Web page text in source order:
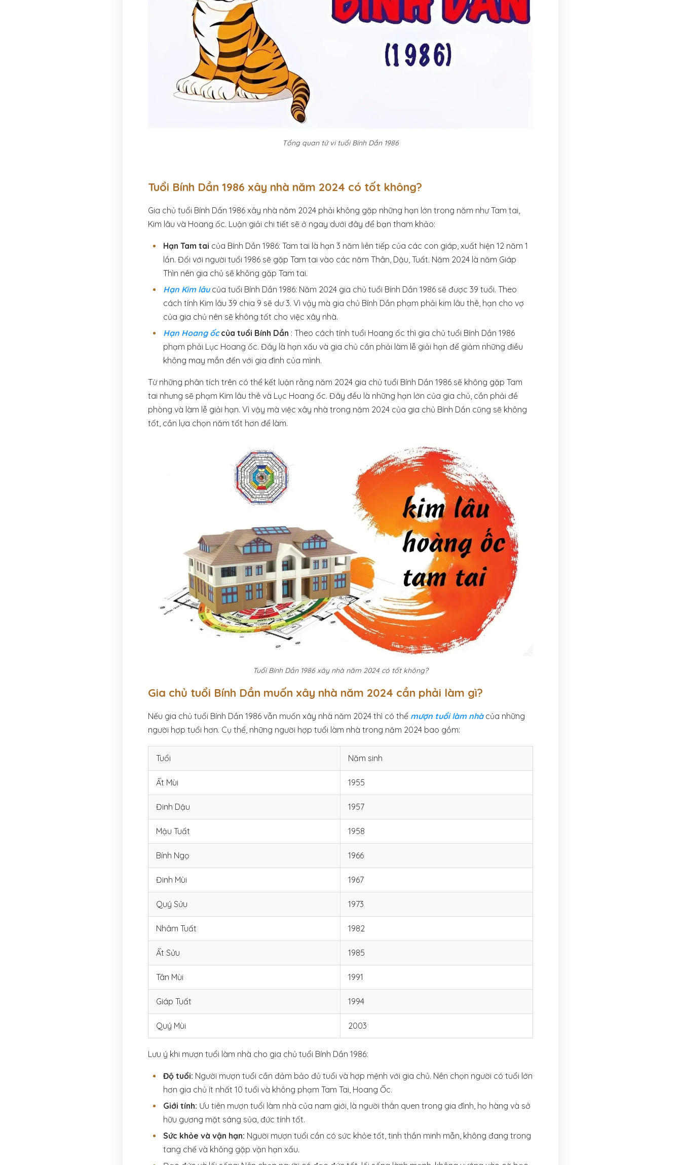
Tổng quan tử vi tuổi Bính Dần 1986
Tuổi Bính Dần 1986 xây nhà năm 2024 có tốt không?
Gia chủ tuổi Bính Dần 1986 xây nhà năm 2024 phải không gặp những hạn lớn trong năm như Tam tai,
Kim lâu và Hoang ốc. Luận giải chi tiết sẽ ở ngay dưới đây để bạn tham khảo:
Hạn Tam tai của Bính Dần 1986: Tam tai là hạn 3 năm liên tiếp của các con giáp, xuất hiện 12 năm 1
lần. Đối với người tuổi 1986 sẽ gặp Tam tai vào các năm Thân, Dậu, Tuất. Năm 2024 là năm Giáp
Thìn nên gia chủ sẽ không gặp Tam tai.
Hạn Kim lâucủa tuổi Bính Dần 1986: Năm 2024 gia chủ tuổi Bính Dần 1986 sẽ được 39 tuổi. Theo
cách tính Kim lâu 39 chia 9 sẽ dư 3. Vì vậy mà gia chủ Bính Dần phạm phải kim lâu thê, hạn cho vợ
của gia chủ nên sẽ không tốt cho việc xây nhà.
Hạn Hoang ốccủa tuổi Bính Dần : Theo cách tính tuổi Hoang ốc thì gia chủ tuổi Bính Dần 1986
phạm phải Lục Hoang ốc. Đây là hạn xấu và gia chủ cần phải làm lễ giải hạn để giảm những điều
không may mắn đến với gia đình của mình.
Từ những phân tích trên có thể kết luận rằng năm 2024 gia chủ tuổi Bính Dần 1986 sẽ không gặp Tam
tai nhưng sẽ phạm Kim lâu thê và Lục Hoang ốc. Đây đều là những hạn lớn của gia chủ, cần phải đề
phòng và làm lễ giải hạn. Vì vậy mà việc xây nhà trong năm 2024 của gia chủ Bính Dần cũng sẽ không
tốt, cần lựa chọn năm tốt hơn để làm.
Tuổi Bính Dần 1986 xây nhà năm 2024 có tốt không?
Gia chủ tuổi Bính Dần muốn xây nhà năm 2024 cần phải làm gì?
Nếu gia chủ tuổi Bính Dần 1986 vẫn muốn xây nhà năm 2024 thì có thể mượn tuổi làm nhàcủa những
người hợp tuổi hơn. Cụ thể, những người hợp tuổi làm nhà trong năm 2024 bao gồm:
Tuổi Năm sinh
Ất Mùi 1955
Đinh Dậu 1957
Mậu Tuất 1958
Bính Ngọ 1966
Đinh Mùi 1967
Quý Sửu 1973
Nhâm Tuất 1982
Ất Sửu 1985
Tân Mùi 1991
Giáp Tuất 1994
Quý Mùi 2003
Lưu ý khi mượn tuổi làm nhà cho gia chủ tuổi Bính Dần 1986:
Độ tuổi: Người mượn tuổi cần đảm bảo đủ tuổi và hợp mệnh với gia chủ. Nên chọn người có tuổi lớn
hơn gia chủ ít nhất 10 tuổi và không phạm Tam Tai, Hoang Ốc.
Giới tính: Ưu tiên mượn tuổi làm nhà của nam giới, là người thân quen trong gia đình, họ hàng và sở
hữu gương mặt sáng sủa, đức tính tốt.
Sức khỏe và vận hạn: Người mượn tuổi cần có sức khỏe tốt, tinh thần minh mẫn, không đang trong
tang chế và không gặp vận hạn xấu.